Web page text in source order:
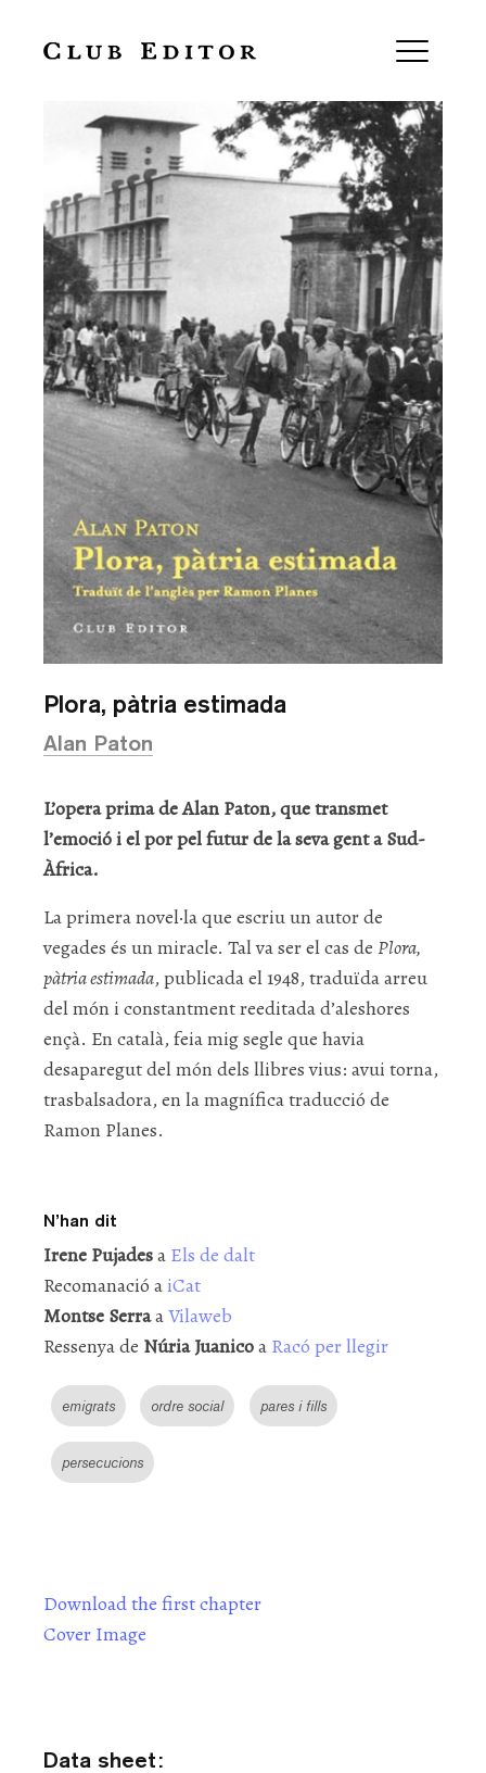
Plora, pàtria estimada
Alan Paton
L’opera prima de Alan Paton, que transmet
l’emoció i el por pel futur de la seva gent a Sud-
Àfrica.
La primera novel·la que escriu un autor de
vegades és un miracle. Tal va ser el cas de Plora,
pàtria estimada, publicada el 1948, traduïda arreu
del món i constantment reeditada d’aleshores
ençà. En català, feia mig segle que havia
desaparegut del món dels llibres vius: avui torna,
trasbalsadora, en la magnífica traducció de
Ramon Planes.
N’han dit
Irene Pujadesa Els de dalt
Recomanació aiCat
Montse SerraaVilaweb
Ressenya de Núria Juanicoa Racó per llegir
emigrats ordre social pares i fills
persecucions
Download the first chapter
Cover Image
Data sheet: